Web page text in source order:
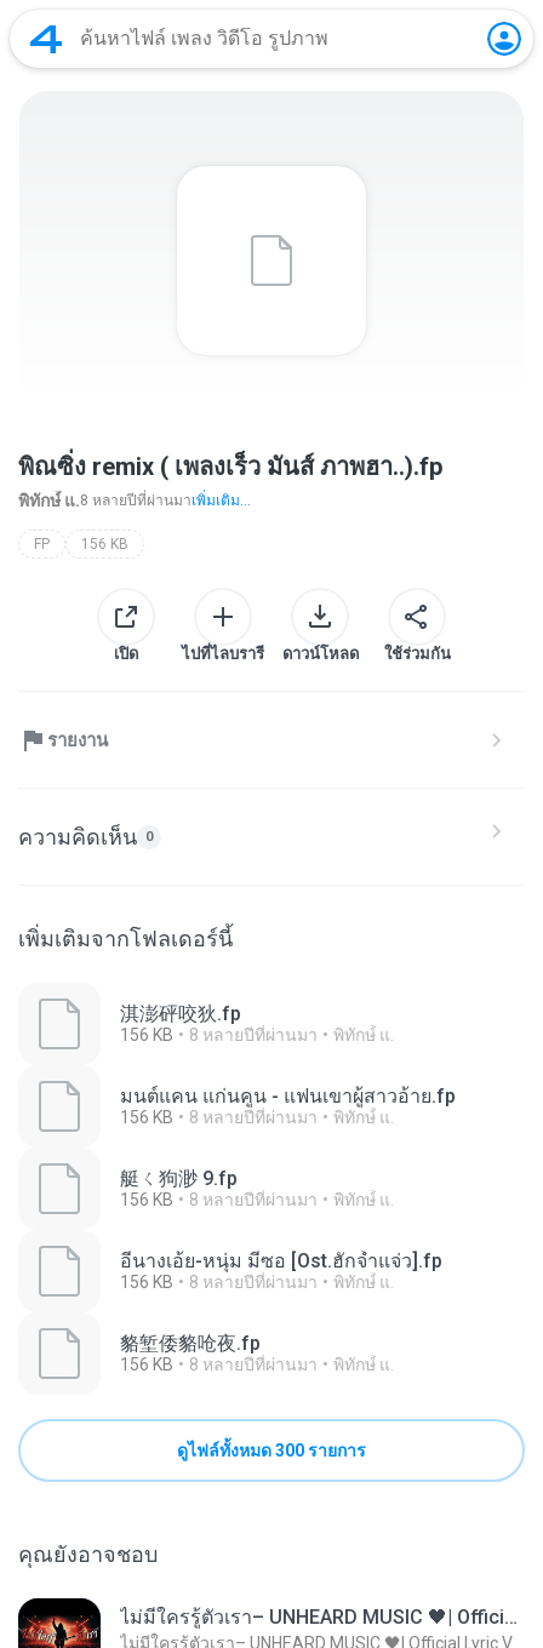
พิณซิ่ง remix ( เพลงเร็ว มันส์ ภาพฮา..).fp
พิทักษ์ื แ.8 หลายปีที่ผ่านมาเพิ่มเติม...
FP 156 KB
เปิด ไปที่ไลบรารี ดาวน์โหลด ใช้ร่วมกัน
รายงาน
ความคิดเห็น 0
เพิ่มเติมจากโฟลเดอร์นี้
淇澎砰咬狄.fp
156 KB 8 หลายปีที่ผ่านมา พิทักษ์ื แ.
มนต์แคน แก่นคูน - แฟนเขาผู้สาวอ้าย.fp
156 KB 8 หลายปีที่ผ่านมา พิทักษ์ื แ.
艇ㄑ狗渺 9.fp
156 KB 8 หลายปีที่ผ่านมา พิทักษ์ื แ.
อีนางเอ้ย-หนุ่ม มีซอ [Ost.ฮักจ้ำแจ่ว].fp
156 KB 8 หลายปีที่ผ่านมา พิทักษ์ื แ.
貉堑倭貉呛夜.fp
156 KB 8 หลายปีที่ผ่านมา พิทักษ์ื แ.
ดูไฟล์ทั้งหมด 300 รายการ
คุณยังอาจชอบ
ไม่มีใครรู้ตัวเรา– UNHEARD MUSIC 🖤| Official Lyric Video | เพลงสู้ชีวิต